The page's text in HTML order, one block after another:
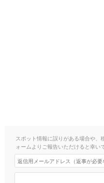
スポット情報に誤りがある場合や
ォームよりご報告いただけると幸いで